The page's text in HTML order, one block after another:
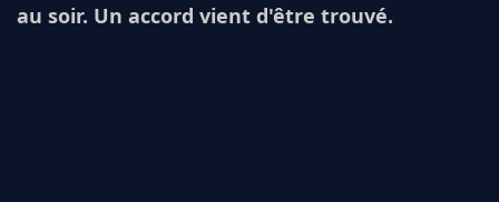
au soir. Un accord vient d'être trouvé.